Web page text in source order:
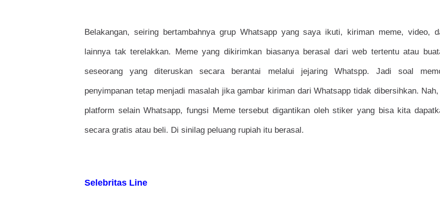
Belakangan, seiring bertambahnya grup Whatsapp yang saya ikuti, kiriman meme, video,
lainnya tak terelakkan. Meme yang dikirimkan biasanya berasal dari web tertentu atau
seseorang yang diteruskan secara berantai melalui jejaring Whatspp. Jadi soal
penyimpanan tetap menjadi masalah jika gambar kiriman dari Whatsapp tidak dibersihkan.
platform selain Whatsapp, fungsi Meme tersebut digantikan oleh stiker yang bisa kita
secara gratis atau beli. Di sinilag peluang rupiah itu berasal.
Selebritas Line